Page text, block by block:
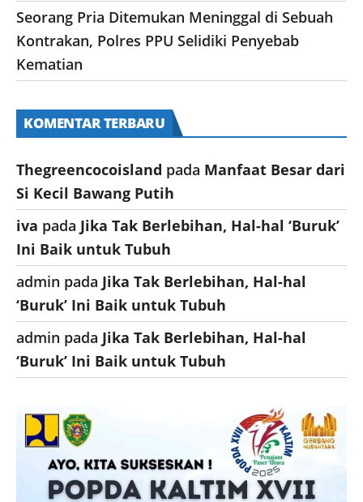
Seorang Pria Ditemukan Meninggal di Sebuah
Kontrakan, Polres PPU Selidiki Penyebab
Kematian
KOMENTAR TERBARU
Thegreencocoisland pada Manfaat Besar dari
Si Kecil Bawang Putih
iva pada Jika Tak Berlebihan, Hal-hal ‘Buruk’
Ini Baik untuk Tubuh
admin pada Jika Tak Berlebihan, Hal-hal
‘Buruk’ Ini Baik untuk Tubuh
admin pada Jika Tak Berlebihan, Hal-hal
‘Buruk’ Ini Baik untuk Tubuh